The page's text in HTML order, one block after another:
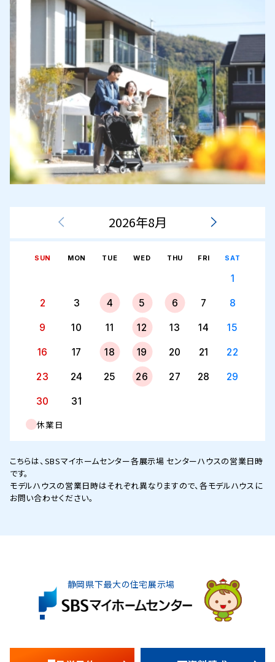
2026年8月
SUN MON TUE WED THU FRI SAT
1
2 3 4 5 6 7 8
9 10 11 12 13 14 15
16 17 18 19 20 21 22
23 24 25 26 27 28 29
30 31
休業日
こちらは、SBSマイホームセンター各展示場 センターハウスの営業日時
です。
モデルハウスの営業日時はそれぞれ異なりますので、各モデルハウスに
お問い合わせください。
静岡県下最大の住宅展示場